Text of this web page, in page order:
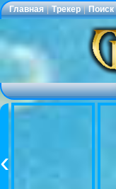
Главная | Трекер | Поиск